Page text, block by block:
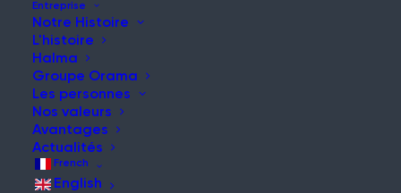
Entreprise
Notre Histoire
L'histoire
Halma
Groupe Orama
Les personnes
Nos valeurs
Avantages
Actualités
French
English
Accueil Bois